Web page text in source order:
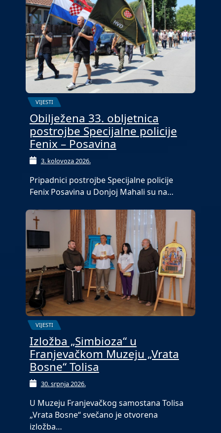
VIJESTI
Obilježena 33. obljetnica
postrojbe Specijalne policije
Fenix – Posavina
3. kolovoza 2026.
Pripadnici postrojbe Specijalne policije
Fenix Posavina u Donjoj Mahali su na…
VIJESTI
Izložba „Simbioza“ u
Franjevačkom Muzeju „Vrata
Bosne“ Tolisa
30. srpnja 2026.
U Muzeju Franjevačkog samostana Tolisa
„Vrata Bosne“ svečano je otvorena
izložba…